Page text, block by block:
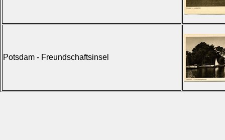
Potsdam - Freundschaftsinsel